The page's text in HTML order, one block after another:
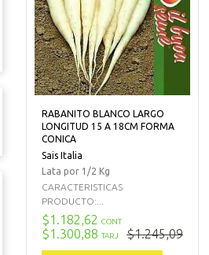
RABANITO BLANCO LARGO
LONGITUD 15 A 18CM FORMA
CONICA
Sais Italia
Lata por 1/2 Kg
CARACTERISTICAS
PRODUCTO:...
$1.182,62 CONT
$1.300,88 TARJ $1.245,09